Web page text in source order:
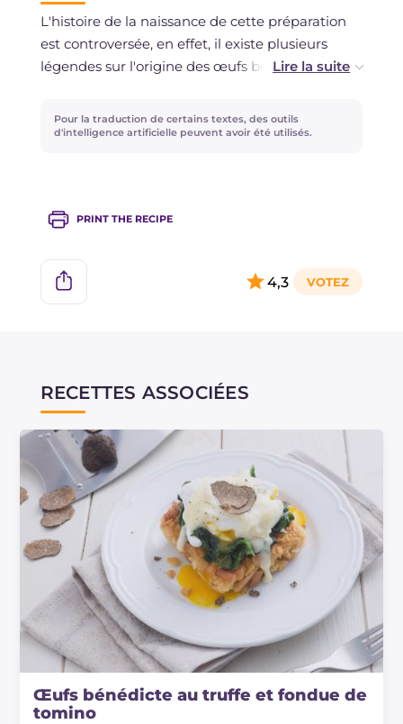
avec bain-marie intégré et que vous réalisez
donc une cuisson classique au bain-marie, il est
important que la base du bol contenant les
jaunes ne touche jamais l'eau bouillante, sinon
L'histoire de la naissance de cette préparation
est controversée, en effet, il existe plusieurs
légendes sur l'origine des œufs bénédictine qui
poudre dans les restaurants américains à partir
de la deuxième moitié du 19e siècle. Parmi les
avec bacon pour varier le menu habituel
York. Une autre anecdote légendaire concerne
le courtier new-yorkais Lemuel Benedict. On
composé, donnant ainsi naissance aux œufs
bénédictine tels que nous les connaissons
aujourd'hui.
Pour la traduction de certains textes, des outils
d'intelligence artificielle peuvent avoir été utilisés.
PRINT THE RECIPE
4,3
RECETTES ASSOCIÉES
Œufs bénédicte au truffe et fondue de
tomino